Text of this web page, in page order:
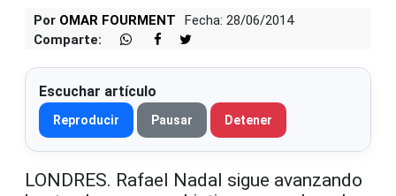
Por OMAR FOURMENT
Fecha: 28/06/2014
Comparte:
Escuchar artículo
Reproducir Pausar Detener
LONDRES. Rafael Nadal sigue avanzando